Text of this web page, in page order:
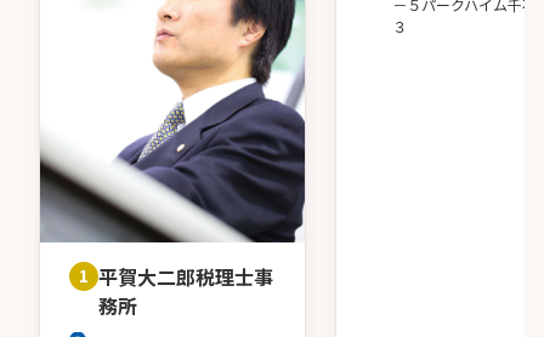
1 平賀大二郎税理士事
務所
－５パークハイム千石
３